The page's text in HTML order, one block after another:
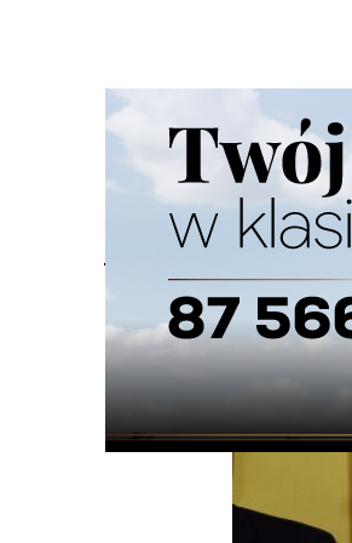
Ścieżka
nawigacyjna
Strona główna
Z ŻYCIA MIASTA 10/02/2024/
Jacek Juszkiewicz